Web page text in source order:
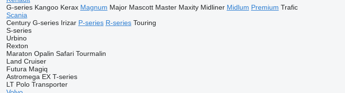
G-series Kangoo Kerax Magnum Major Mascott Master Maxity Midliner Midlum Premium Trafic
Scania
Century G-series Irizar P-series R-series Touring
S-series
Urbino
Rexton
Maraton Opalin Safari Tourmalin
Land Cruiser
Futura Magiq
Astromega EX T-series
LT Polo Transporter